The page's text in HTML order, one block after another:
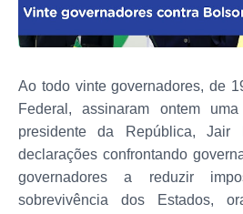
Ao todo vinte governadores, de
Federal, assinaram ontem
presidente da República, Jair
declarações confrontando
governadores a reduzir
sobrevivência dos Estados,